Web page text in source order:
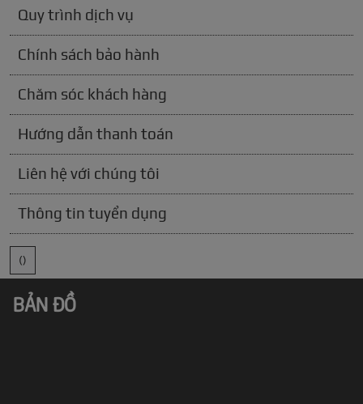
Quy trình dịch vụ
Chính sách bảo hành
Chăm sóc khách hàng
Hướng dẫn thanh toán
Liên hệ với chúng tôi
Thông tin tuyển dụng
()
BẢN ĐỒ